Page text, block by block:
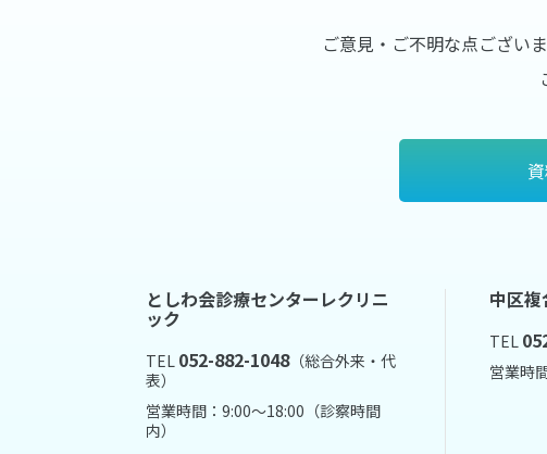
ご意見・ご不明な点ござい
としわ会診療センターレクリニ
ック
TEL 052-882-1048（総合外来・代
表）
営業時間：9:00～18:00（診察時間
内）
中区
TEL
営業時